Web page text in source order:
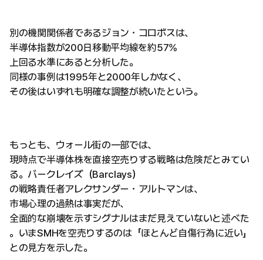
別の機関関係者であるジョン・コロボスは、
半導体指数が200日移動平均線を約57%
上回る水準にあると分析した。
同様の事例は1995年と2000年しかなく、
その後はいずれも明確な調整が続いたという。
もっとも、ウォール街の一部では、
現時点で半導体株を直接空売りする戦略は危険だとみてい
る。バークレイズ（Barclays）
の戦略責任者アレクサンダー・アルトマンは、
市場心理の過熱は事実だが、
全面的な崩壊を示すシグナルはまだ見えていないと述べた
。いまSMHを空売りするのは「ほとんど自傷行為に近い」
との見方を示した。